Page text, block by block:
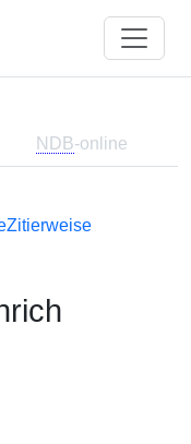
NDB-online
Zitierweise